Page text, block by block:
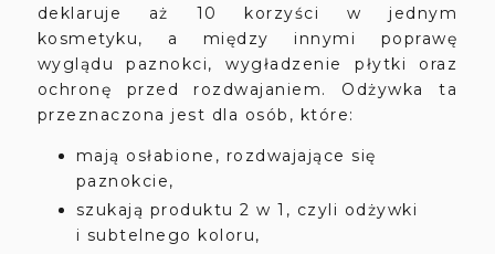
deklaruje aż 10 korzyści w jednym
kosmetyku, a między innymi poprawę
wyglądu paznokci, wygładzenie płytki oraz
ochronę przed rozdwajaniem. Odżywka ta
przeznaczona jest dla osób, które:
mają osłabione, rozdwajające się
paznokcie,
szukają produktu 2 w 1, czyli odżywki
i subtelnego koloru,